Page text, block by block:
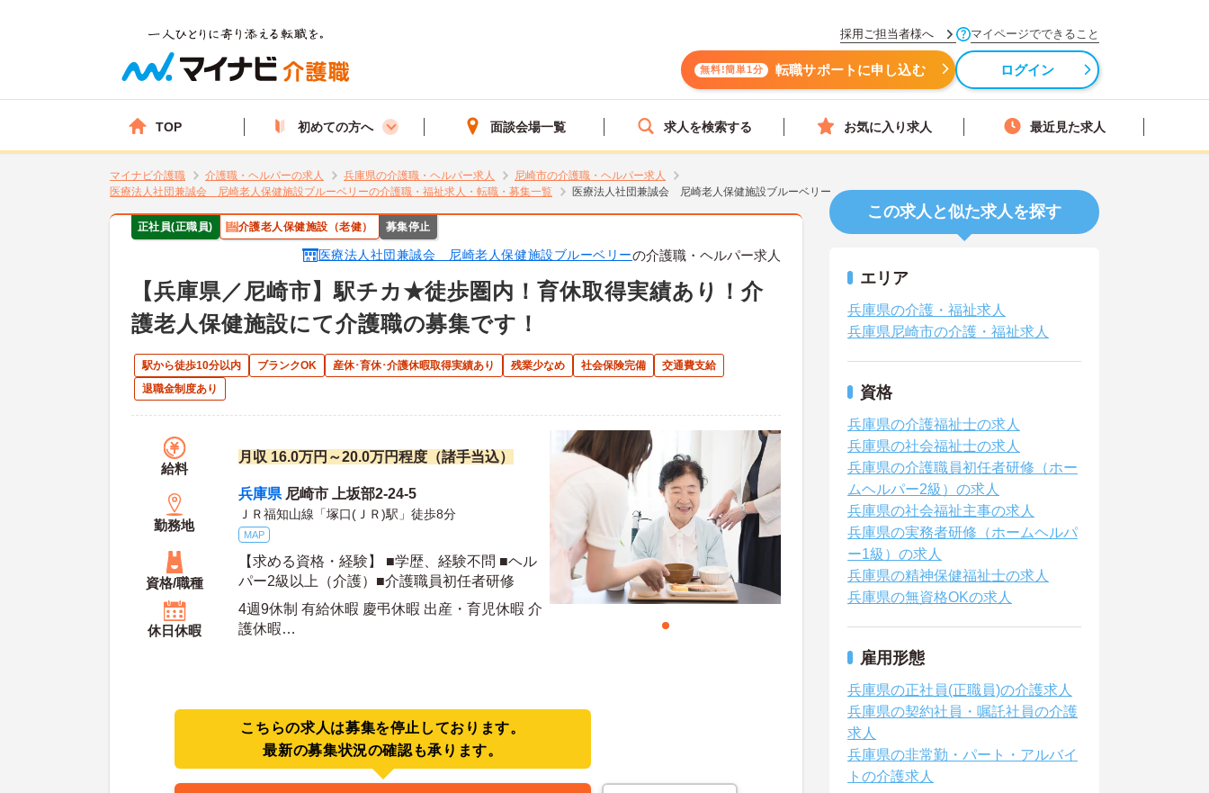
採用ご担当者様へ マイページでできること
無料!簡単1分 転職サポートに申し込む ログイン
TOP 初めての方へ 面談会場一覧 求人を検索する お気に入り求人 最近見た求人
マイナビ介護職 介護職・ヘルパーの求人 兵庫県の介護職・ヘルパー求人
尼崎市の介護職・ヘルパー求人
医療法人社団兼誠会 尼崎老人保健施設ブルーベリーの介護職・福祉求人・転職・募集一覧
医療法人社団兼誠会 尼崎老人保健施設ブルーベリー
正社員(正職員) 介護老人保健施設（老健） 募集停止
医療法人社団兼誠会 尼崎老人保健施設ブルーベリーの介護職・ヘルパー求人
【兵庫県／尼崎市】駅チカ★徒歩圏内！育休取得実績あり！介
護老人保健施設にて介護職の募集です！
駅から徒歩10分以内 ブランクOK 産休･育休･介護休暇取得実績あり 残業少なめ 社会保険完備
交通費支給
退職金制度あり
給料
月収 16.0万円～20.0万円程度（諸手当込）
勤務地
兵庫県 尼崎市 上坂部2-24-5
ＪＲ福知山線「塚口(ＪＲ)駅」徒歩8分
MAP
資格/職種
【求める資格・経験】 ■学歴、経験不問 ■ヘル
パー2級以上（介護）■介護職員初任者研修
休日休暇
4週9休制 有給休暇 慶弔休暇 出産・育児休暇 介
護休暇
こちらの求人は募集を停止しております。
最新の募集状況の確認も承ります。
この求人と似た求人を探す
エリア
兵庫県の介護・福祉求人
兵庫県尼崎市の介護・福祉求人
資格
兵庫県の介護福祉士の求人
兵庫県の社会福祉士の求人
兵庫県の介護職員初任者研修（ホー
ムヘルパー2級）の求人
兵庫県の社会福祉主事の求人
兵庫県の実務者研修（ホームヘルパ
ー1級）の求人
兵庫県の精神保健福祉士の求人
兵庫県の無資格OKの求人
雇用形態
兵庫県の正社員(正職員)の介護求人
兵庫県の契約社員・嘱託社員の介護
求人
兵庫県の非常勤・パート・アルバイ
トの介護求人